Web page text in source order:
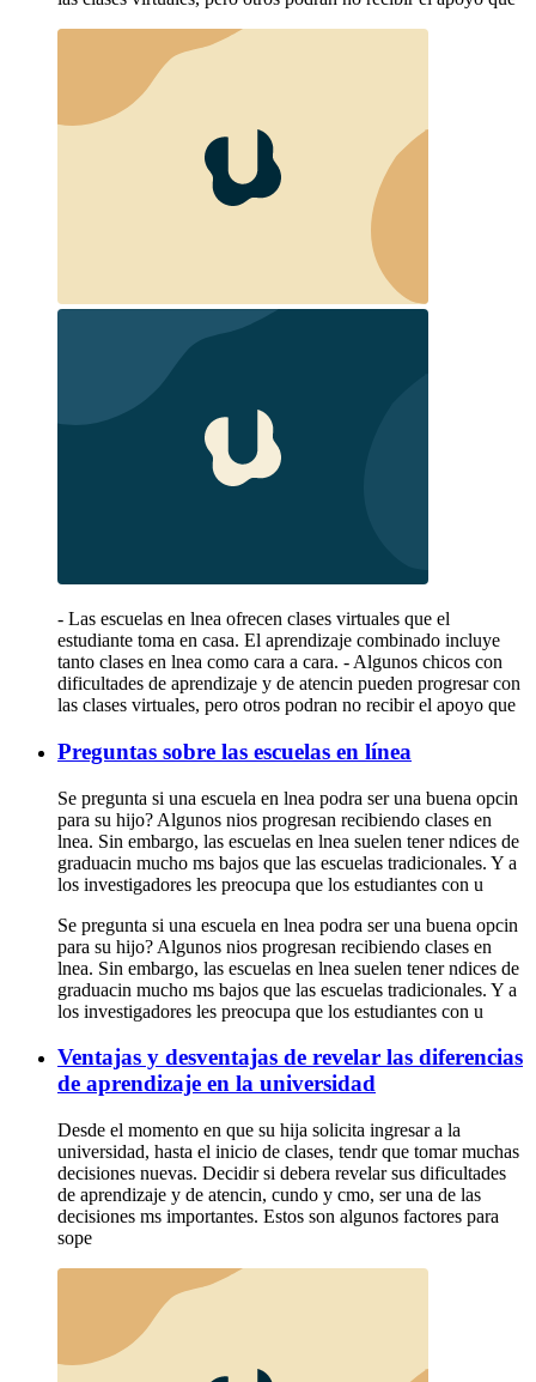
- Las escuelas en lnea ofrecen clases virtuales que el
estudiante toma en casa. El aprendizaje combinado incluye
tanto clases en lnea como cara a cara. - Algunos chicos con
dificultades de aprendizaje y de atencin pueden progresar con
las clases virtuales, pero otros podran no recibir el apoyo que
Preguntas sobre las escuelas en línea
Se pregunta si una escuela en lnea podra ser una buena opcin
para su hijo? Algunos nios progresan recibiendo clases en
lnea. Sin embargo, las escuelas en lnea suelen tener ndices de
graduacin mucho ms bajos que las escuelas tradicionales. Y a
los investigadores les preocupa que los estudiantes con u
Se pregunta si una escuela en lnea podra ser una buena opcin
para su hijo? Algunos nios progresan recibiendo clases en
lnea. Sin embargo, las escuelas en lnea suelen tener ndices de
graduacin mucho ms bajos que las escuelas tradicionales. Y a
los investigadores les preocupa que los estudiantes con u
Ventajas y desventajas de revelar las diferencias
de aprendizaje en la universidad
Desde el momento en que su hija solicita ingresar a la
universidad, hasta el inicio de clases, tendr que tomar muchas
decisiones nuevas. Decidir si debera revelar sus dificultades
de aprendizaje y de atencin, cundo y cmo, ser una de las
decisiones ms importantes. Estos son algunos factores para
sope